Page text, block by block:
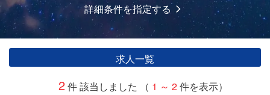
詳細条件を指定する
求人一覧
2件 該当しました （ 1 ～ 2件を表示）